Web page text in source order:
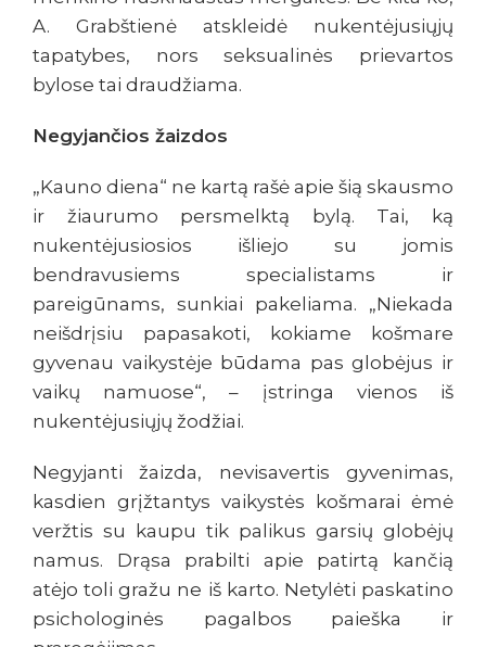
A. Grabštienė atskleidė nukentėjusiųjų
tapatybes, nors seksualinės prievartos
bylose tai draudžiama.
Negyjančios žaizdos
„Kauno diena“ ne kartą rašė apie šią skausmo
ir žiaurumo persmelktą bylą. Tai, ką
nukentėjusiosios išliejo su jomis
bendravusiems specialistams ir
pareigūnams, sunkiai pakeliama. „Niekada
neišdrįsiu papasakoti, kokiame košmare
gyvenau vaikystėje būdama pas globėjus ir
vaikų namuose“, – įstringa vienos iš
nukentėjusiųjų žodžiai.
Negyjanti žaizda, nevisavertis gyvenimas,
kasdien grįžtantys vaikystės košmarai ėmė
veržtis su kaupu tik palikus garsių globėjų
namus. Drąsa prabilti apie patirtą kančią
atėjo toli gražu ne iš karto. Netylėti paskatino
psichologinės pagalbos paieška ir